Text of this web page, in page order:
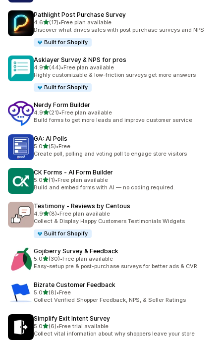
Pathlight Post Purchase Survey
4.6เต็ม 5 ดาว
(17)
ทั้งหมด 17 รีวิว
•Free plan available
Discover what drives sales with post purchase surveys and NPS
Built for Shopify
Asklayer Survey & NPS for pros
4.9เต็ม 5 ดาว
(44)
ทั้งหมด 44 รีวิว
•Free plan available
Highly customizable & low-friction surveys get more answers
Built for Shopify
Nerdy Form Builder
4.9เต็ม 5 ดาว
(21)
ทั้งหมด 21 รีวิว
•Free plan available
Build forms to get more leads and improve customer service
GA: AI Polls
5.0เต็ม 5 ดาว
(5)
ทั้งหมด 5 รีวิว
•Free
Create poll, polling and voting poll to engage store visitors
CK Forms ‑ AI Form Builder
5.0เต็ม 5 ดาว
(1)
ทั้งหมด 1 รีวิว
•Free plan available
Build and embed forms with AI — no coding required.
Testimony ‑ Reviews by Centous
4.9เต็ม 5 ดาว
(8)
ทั้งหมด 8 รีวิว
•Free plan available
Collect & Display Happy Customers Testimonials Widgets
Built for Shopify
Gojiberry Survey & Feedback
5.0เต็ม 5 ดาว
(30)
ทั้งหมด 30 รีวิว
•Free plan available
Easy-setup pre & post-purchase surveys for better ads & CVR
Bizrate Customer Feedback
5.0เต็ม 5 ดาว
(8)
ทั้งหมด 8 รีวิว
•Free
Collect Verified Shopper Feedback, NPS, & Seller Ratings
Simplify Exit Intent Survey
5.0เต็ม 5 ดาว
(6)
ทั้งหมด 6 รีวิว
•Free trial available
Collect vital information about why shoppers leave your store